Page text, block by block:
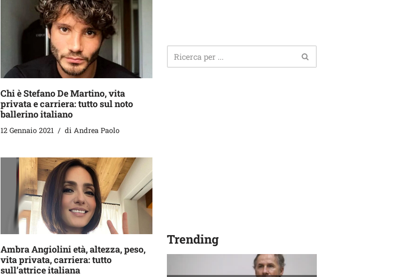
Chi è Stefano De Martino, vita
privata e carriera: tutto sul noto
ballerino italiano
12 Gennaio 2021 di Andrea Paolo
Ambra Angiolini età, altezza, peso,
vita privata, carriera: tutto
sull’attrice italiana
Trending